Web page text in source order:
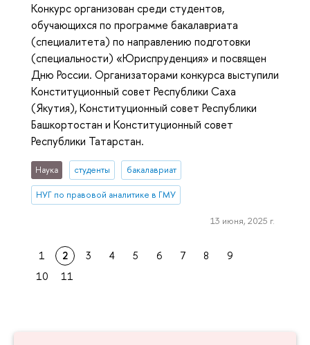
Конкурс организован среди студентов,
обучающихся по программе бакалавриата
(специалитета) по направлению подготовки
(специальности) «Юриспруденция» и посвящен
Дню России. Организаторами конкурса выступили
Конституционный совет Республики Саха
(Якутия), Конституционный совет Республики
Башкортостан и Конституционный совет
Республики Татарстан.
Наука студенты бакалавриат
НУГ по правовой аналитике в ГМУ
13 июня, 2025 г.
1 2 3 4 5 6 7 8
9
10
11